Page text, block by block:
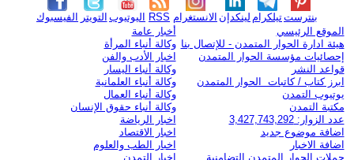
الفيسبوك التويتر اليوتيوب RSS الانستغرام لينكدإن تيلكرامبنترست
الموقع الرئيسي
هيئة ادارة الحوار المتمدن - للإتصال بنا
إحصائيات مؤسسة الحوار المتمدن
قواعد النشر
ابرز كتاب / كاتبات الحوار المتمدن
يوتيوب التمدن
مكتبة التمدن
عدد الزوار: 3,427,743,292
اضافة موضوع جديد
اضافة الاخبار
حملات الحوار المتمدن التضامنية
أخبار عامة
وكالة أنباء المرأة
اخبار الأدب والفن
وكالة أنباء اليسار
وكالة أنباء العلمانية
وكالة أنباء العمال
وكالة أنباء حقوق الإنسان
اخبار الرياضة
اخبار الاقتصاد
اخبار الطب والعلوم
اخبار التمدن